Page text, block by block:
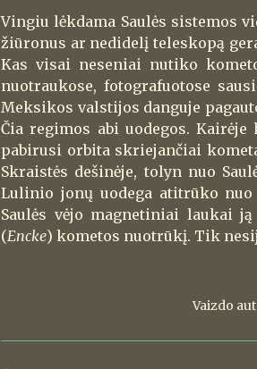
Vingiu lėkdama Saulės sistemos
žiūronus ar nedidelį teleskopą
Kas visai neseniai nutiko
nuotraukose, fotografuotose
Meksikos valstijos danguje
Čia regimos abi uodegos.
pabirusi orbita skriejančiai
Skraistės dešinėje, tolyn nuo
Lulinio jonų uodega atitrūko
Saulės vėjo magnetiniai laukai
(Encke) kometos nuotrūkį. Tik
Vaizdo